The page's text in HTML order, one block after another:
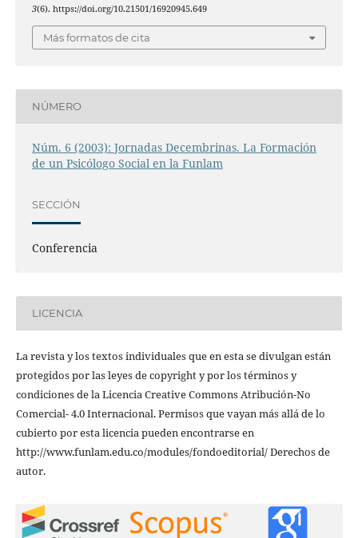
3(6). https://doi.org/10.21501/16920945.649
Más formatos de cita
NÚMERO
Núm. 6 (2003): Jornadas Decembrinas. La Formación
de un Psicólogo Social en la Funlam
SECCIÓN
Conferencia
LICENCIA
La revista y los textos individuales que en esta se divulgan están
protegidos por las leyes de copyright y por los términos y
condiciones de la Licencia Creative Commons Atribución-No
Comercial- 4.0 Internacional. Permisos que vayan más allá de lo
cubierto por esta licencia pueden encontrarse en
http://www.funlam.edu.co/modules/fondoeditorial/ Derechos de
autor.